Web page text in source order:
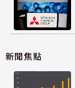
新聞焦點